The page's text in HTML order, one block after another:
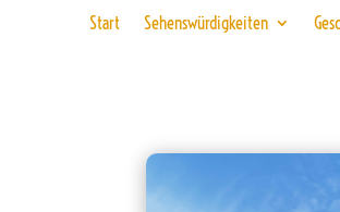
Start Sehenswürdigkeiten